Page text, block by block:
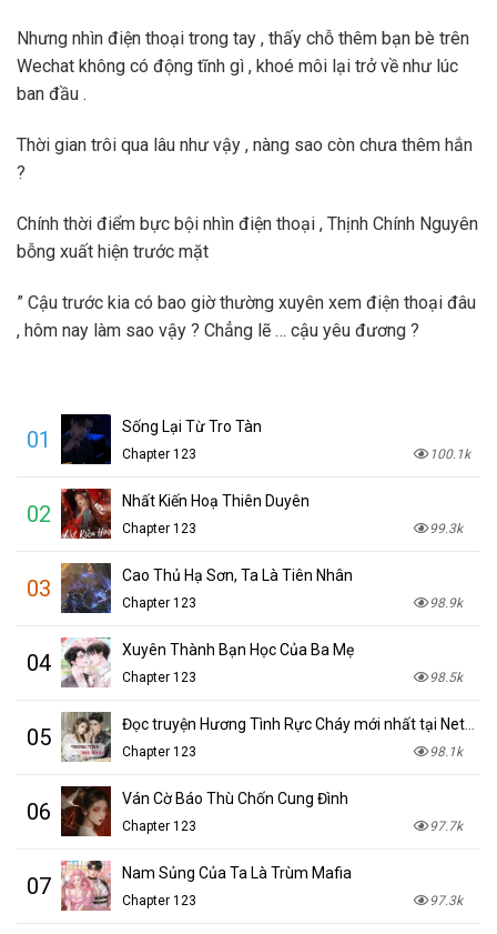
Nhưng nhìn điện thoại trong tay , thấy chỗ thêm bạn bè trên
Wechat không có động tĩnh gì , khoé môi lại trở về như lúc
ban đầu .
Thời gian trôi qua lâu như vậy , nàng sao còn chưa thêm hắn
?
Chính thời điểm bực bội nhìn điện thoại , Thịnh Chính Nguyên
bỗng xuất hiện trước mặt
” Cậu trước kia có bao giờ thường xuyên xem điện thoại đâu
, hôm nay làm sao vậy ? Chẳng lẽ … cậu yêu đương ?
01 Sống Lại Từ Tro Tàn
Chapter 123 100.1k
02 Nhất Kiến Hoạ Thiên Duyên
Chapter 123 99.3k
03 Cao Thủ Hạ Sơn, Ta Là Tiên Nhân
Chapter 123 98.9k
04 Xuyên Thành Bạn Học Của Ba Mẹ
Chapter 123 98.5k
05
Chapter 123 98.1k
06 Ván Cờ Báo Thù Chốn Cung Đình
Chapter 123 97.7k
07 Nam Sủng Của Ta Là Trùm Mafia
Chapter 123 97.3k